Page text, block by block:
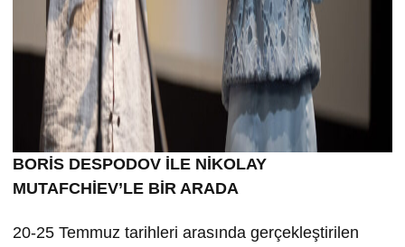
BORİS DESPODOV İLE NİKOLAY
MUTAFCHİEV’LE BİR ARADA
20-25 Temmuz tarihleri arasında gerçekleştirilen